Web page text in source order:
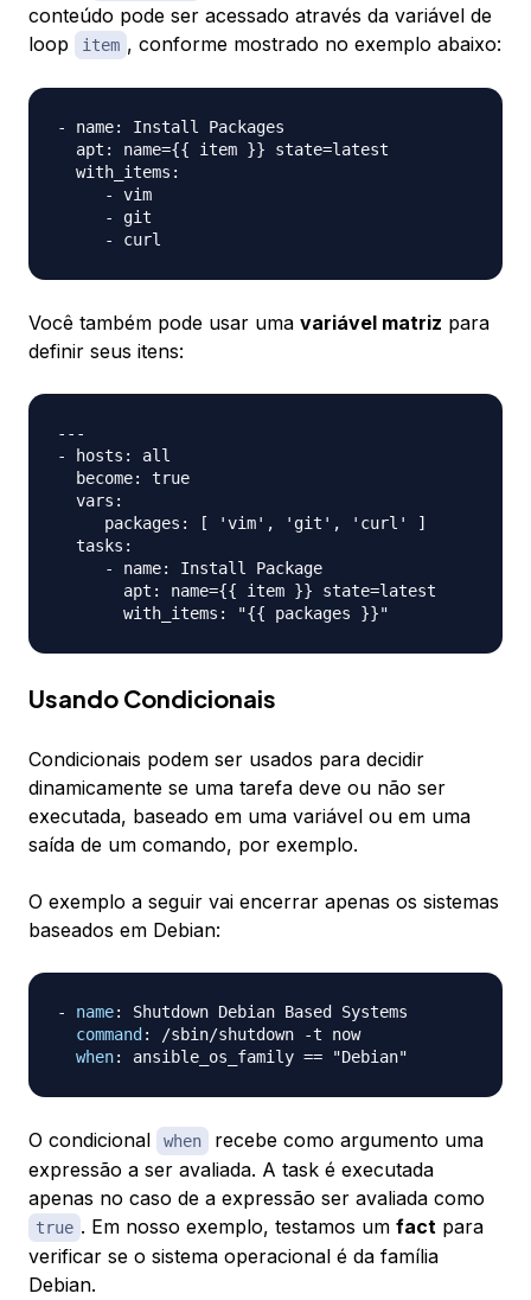
conteúdo pode ser acessado através da variável de
loop
item , conforme mostrado no exemplo abaixo:
- name: Install Packages
  apt: name={{ item }} state=latest
  with_items:
     - vim
     - git
Você também pode usar uma variável matriz para
definir seus itens:
---
- hosts: all
  become: true
  vars:
     packages: [ 'vim', 'git', 'curl' ]
  tasks:
     - name: Install Package
       apt: name={{ item }} state=latest
Usando Condicionais
Condicionais podem ser usados para decidir
dinamicamente se uma tarefa deve ou não ser
executada, baseado em uma variável ou em uma
saída de um comando, por exemplo.
O exemplo a seguir vai encerrar apenas os sistemas
baseados em Debian:
- name:
Shutdown Debian Based Systems
command : /sbin/shutdown -t now
when:
O condicional when
recebe como argumento uma
expressão a ser avaliada. A task é executada
apenas no caso de a expressão ser avaliada como
true . Em nosso exemplo, testamos um fact para
verificar se o sistema operacional é da família
Debian.